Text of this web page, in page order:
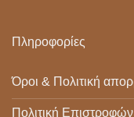
Πληροφορίες
Όροι & Πολιτική
Πολιτική Επιστροφών